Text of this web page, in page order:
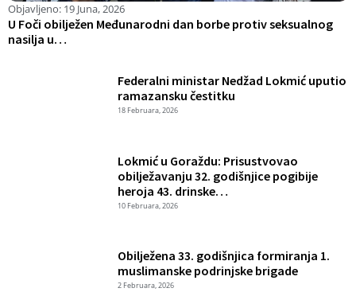
Objavljeno: 19 Juna, 2026
U Foči obilježen Međunarodni dan borbe protiv seksualnog
nasilja u…
Federalni ministar Nedžad Lokmić uputio
ramazansku čestitku
18 Februara, 2026
Lokmić u Goraždu: Prisustvovao
obilježavanju 32. godišnjice pogibije
heroja 43. drinske…
10 Februara, 2026
Obilježena 33. godišnjica formiranja 1.
muslimanske podrinjske brigade
2 Februara, 2026